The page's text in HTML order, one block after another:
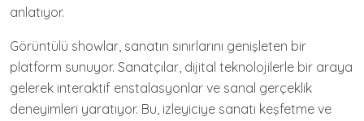
anlatıyor.
Görüntülü showlar, sanatın sınırlarını genişleten bir
platform sunuyor. Sanatçılar, dijital teknolojilerle bir araya
gelerek interaktif enstalasyonlar ve sanal gerçeklik
deneyimleri yaratıyor. Bu, izleyiciye sanatı keşfetme ve